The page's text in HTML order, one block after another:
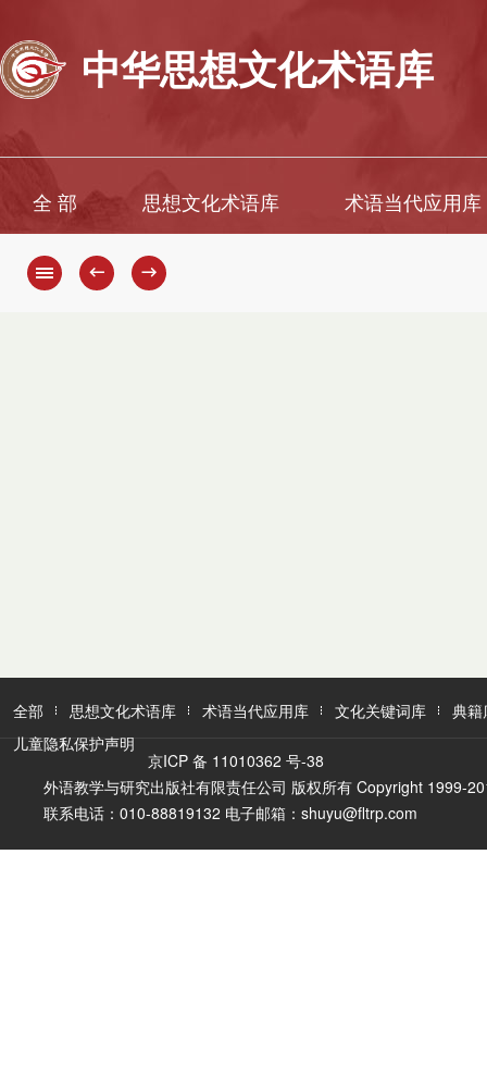
中华思想文化术语库
全 部 思想文化术语库 术语当代应用库
← →
全部 思想文化术语库 术语当代应用库 文化关键词库
典籍
儿童隐私保护声明
京ICP 备 11010362 号-38
外语教学与研究出版社有限责任公司 版权所有 Copyright 1999-
联系电话：010-88819132 电子邮箱：shuyu@fltrp.com